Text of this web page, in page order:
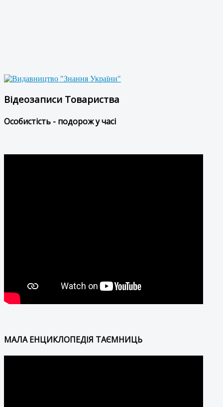
Відеозаписи Товариства
Особистість - подорож у часі
МАЛА ЕНЦИКЛОПЕДІЯ ТАЄМНИЦЬ